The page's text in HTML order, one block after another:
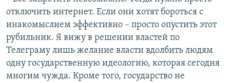
отключить интернет. Если они хотят бороться с
инакомыслием эффективно – просто опустить этот
рубильник. Я вижу в решении властей по
Телеграму лишь желание власти вдолбить людям
одну государственную идеологию, которая сегодня
многим чужда. Кроме того, государство не